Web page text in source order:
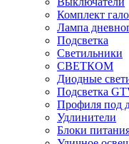
Комплект
Лампа
Подсветка
Светильники
СВЕТКОМ
Диодные
Подсветка
Профиля под
Удлинители
Блоки